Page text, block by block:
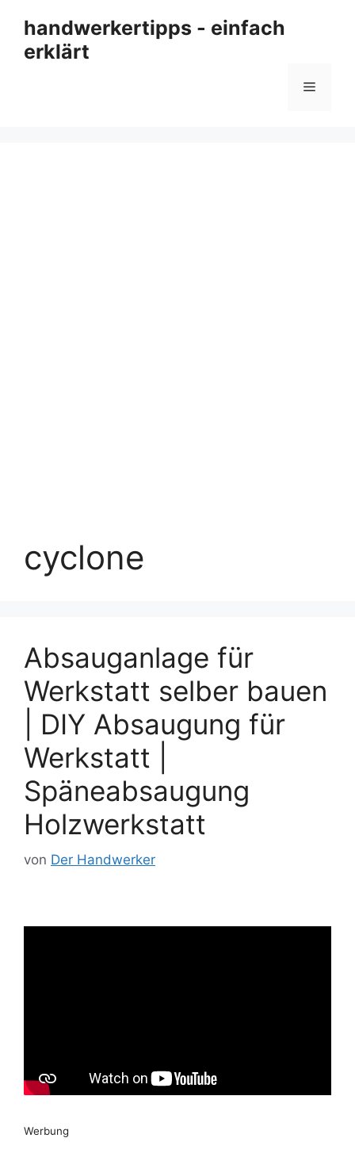
Inhalt
springen
handwerkertipps - einfach
erklärt
Menü
cyclone
Absauganlage für
Werkstatt selber bauen
| DIY Absaugung für
Werkstatt |
Späneabsaugung
Holzwerkstatt
von Der Handwerker
Werbung